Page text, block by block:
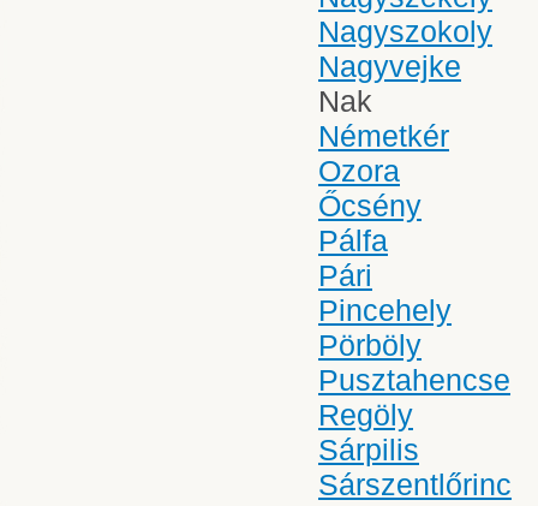
Nagyszokoly
Nagyvejke
Nak
Németkér
Ozora
Őcsény
Pálfa
Pári
Pincehely
Pörböly
Pusztahencse
Regöly
Sárpilis
Sárszentlőrinc